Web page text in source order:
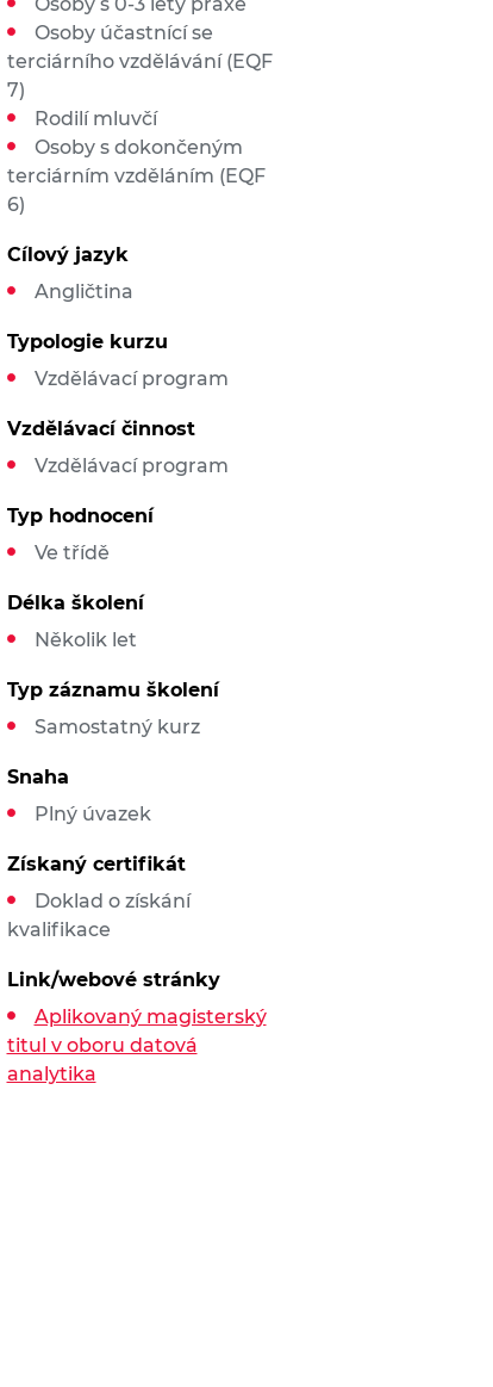
Osoby účastnící se
terciárního vzdělávání (EQF
7)
Rodilí mluvčí
Osoby s dokončeným
terciárním vzděláním (EQF
6)
Cílový jazyk
Angličtina
Typologie kurzu
Vzdělávací program
Vzdělávací činnost
Vzdělávací program
Typ hodnocení
Ve třídě
Délka školení
Několik let
Typ záznamu školení
Samostatný kurz
Snaha
Plný úvazek
Získaný certifikát
Doklad o získání
kvalifikace
Link/webové stránky
Aplikovaný magisterský
titul v oboru datová
analytika